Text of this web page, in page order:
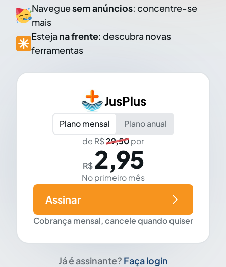
Naveguesem anúncios: concentre-se
mais
Esteja na frente: descubra novas
ferramentas
JusPlus
Plano mensal
Plano anual
de R$29,50por
R$ 2,95
No primeiro mês
Cobrança mensal, cancele quando quiser
Assinar
Já é assinante? Faça login